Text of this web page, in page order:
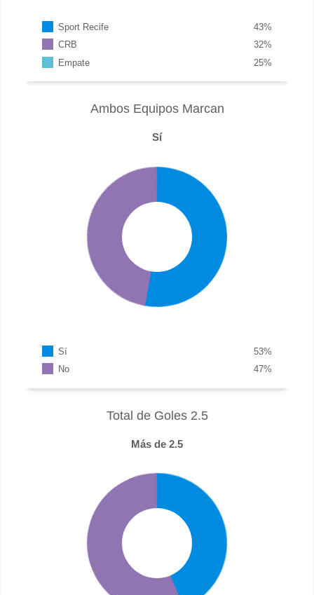
Sport Recife %
43
CRB
%
32
Empate
%
25
Ambos Equipos Marcan
Sí
Sí %
53
No
%
47
Total de Goles 2.5
Más de 2.5